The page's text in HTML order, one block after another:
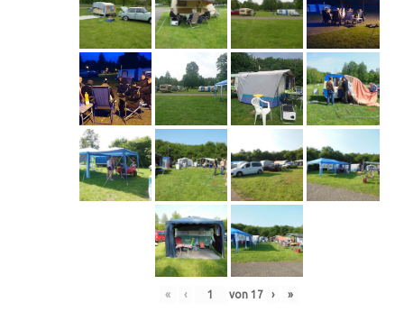
« ‹ von 17 › »